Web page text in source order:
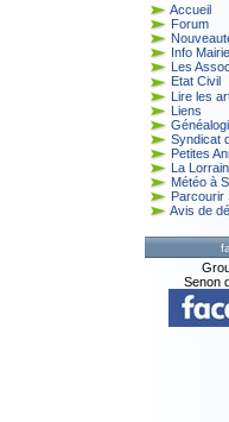
Accueil
Forum
Info Mairie
Les
Etat Civil
Lire les
Liens
Syndicat
Petites
La
Météo à
Parcourir
Avis de
Senon